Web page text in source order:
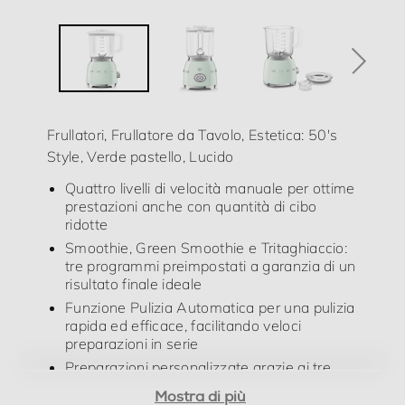
Funzioni e Plus
Selettore di velocità
Manuale
Descrizione marketing
Smeg Frullatore da Tavolo 50's Style – Verde LUCIDO –
BLF03PGEU FRULLATI IN TUTTO BENESSERE A
colazione per un sano frullato di frutta e yogurt, dopo
un allenamento per rigenerarsi con una bevanda
rinfrescante, a pranzo per preparare una veloce e
perfettamente ingredienti di consistenza differente per
un utilizzo che accompagni ogni momento della nostra
giornata. ALTE PRESTAZIONI E STILE Pensato in ogni
dettaglio per essere capiente, versatile ed efficiente, il
frullatore e` dotato di 3 funzioni preimpostate:
Frullatori, Frullatore da Tavolo, Estetica: 50's
Style, Verde pastello, Lucido
Quattro livelli di velocità manuale per ottime
prestazioni anche con quantità di cibo
ridotte
Smoothie, Green Smoothie e Tritaghiaccio:
tre programmi preimpostati a garanzia di un
risultato finale ideale
Funzione Pulizia Automatica per una pulizia
rapida ed efficace, facilitando veloci
preparazioni in serie
Preparazioni personalizzate grazie ai tre
Mostra di più